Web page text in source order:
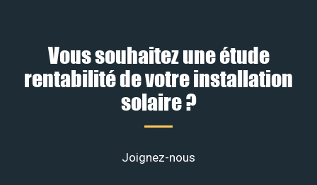
Vous souhaitez une étude
rentabilité de votre installation
solaire ?
Joignez-nous